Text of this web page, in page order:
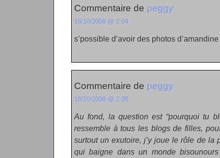
Commentaire de peggy
18/10/2008 @ 2:04
s’possible d’avoir des photos
Commentaire de peggy
18/10/2008 @ 2:08
Au fond, la question est “pourquoi tu
ressemble à tous les blogs de filles,
surtout un exutoire, j’y joue le rôle de la
qui baigne dans un monde